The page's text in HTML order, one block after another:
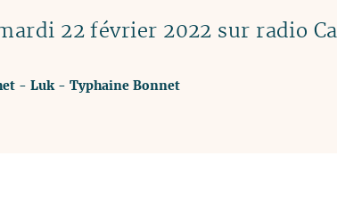
22 février 2022 sur radio
- Luk- Typhaine Bonnet